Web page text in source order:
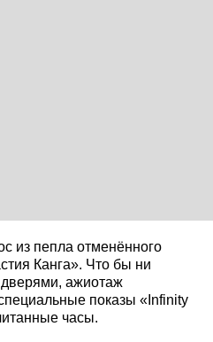
из пепла отменённого
Канга». Что бы ни
ажиотаж
показы «Infinity
часы.